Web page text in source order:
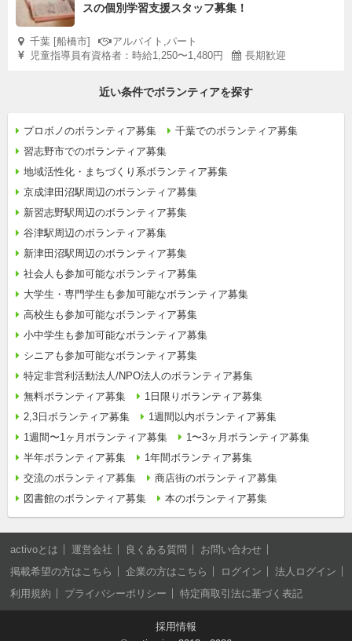
スの個別学習支援スタッフ募集！
千葉 [船橋市]
アルバイト,パート
児童指導員有資格者：時給1,250〜1,480円
長期歓迎
近い条件でボランティアを探す
プロボノのボランティア募集
千葉でのボランティア募集
習志野市でのボランティア募集
地域活性化・まちづくり系ボランティア募集
京成津田沼駅周辺のボランティア募集
新習志野駅周辺のボランティア募集
谷津駅周辺のボランティア募集
新津田沼駅周辺のボランティア募集
社会人も参加可能なボランティア募集
大学生・専門学生も参加可能なボランティア募集
高校生も参加可能なボランティア募集
小中学生も参加可能なボランティア募集
シニアも参加可能なボランティア募集
特定非営利活動法人/NPO法人のボランティア募集
無料ボランティア募集
1日限りボランティア募集
2,3日ボランティア募集
1週間以内ボランティア募集
1週間〜1ヶ月ボランティア募集
1〜3ヶ月ボランティア募集
半年ボランティア募集
1年間ボランティア募集
交流のボランティア募集
商店街のボランティア募集
図書館のボランティア募集
本のボランティア募集
activoとは 運営会社 良くある質問
お問い合わせ
掲載希望の方はこちら
企業の方はこちら ログイン
法人ログイン
利用規約
プライバシーポリシー 特定商取引法に基づく表記
採用情報